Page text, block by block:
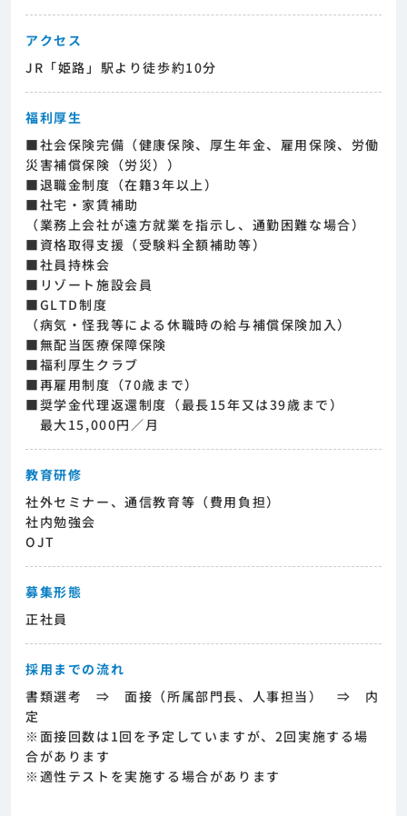
アクセス
JR「姫路」駅より徒歩約10分
福利厚生
■社会保険完備（健康保険、厚生年金、雇用保険、労働
災害補償保険（労災））
■退職金制度（在籍3年以上）
■社宅・家賃補助
（業務上会社が遠方就業を指示し、通勤困難な場合）
■資格取得支援（受験料全額補助等）
■社員持株会
■リゾート施設会員
■GLTD制度
（病気・怪我等による休職時の給与補償保険加入）
■無配当医療保障保険
■福利厚生クラブ
■再雇用制度（70歳まで）
■奨学金代理返還制度（最長15年又は39歳まで）
最大15,000円／月
教育研修
社外セミナー、通信教育等（費用負担）
社内勉強会
OJT
募集形態
正社員
採用までの流れ
書類選考 ⇒ 面接（所属部門長、人事担当） ⇒ 内
定
※面接回数は1回を予定していますが、2回実施する場
合があります
※適性テストを実施する場合があります